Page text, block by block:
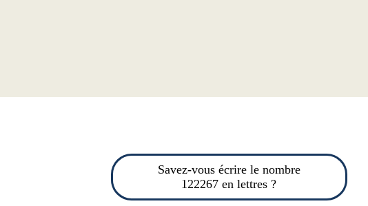
Savez-vous écrire le nombre
122267 en lettres ?